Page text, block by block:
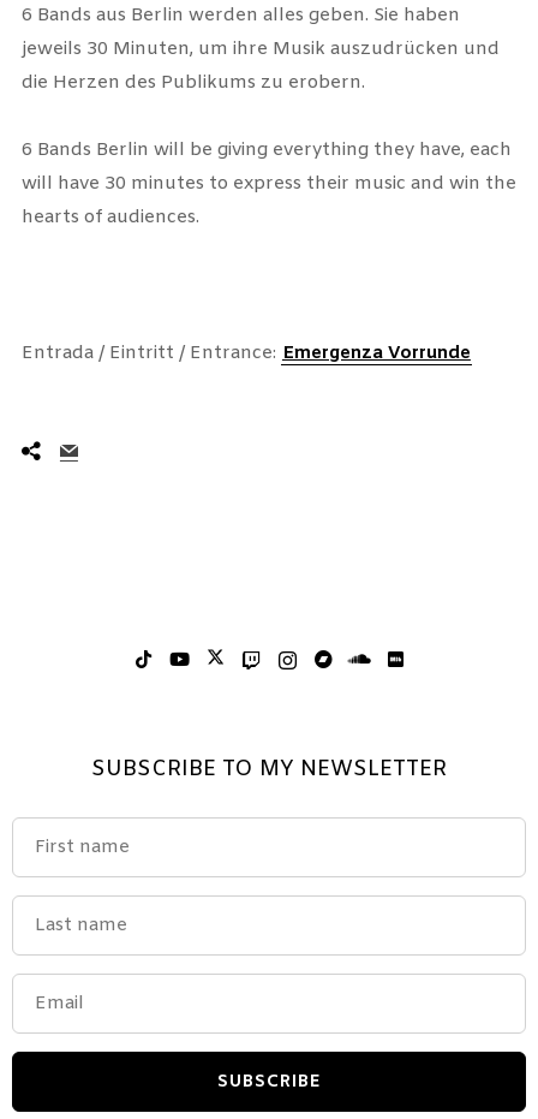
6 Bands aus Berlin werden alles geben. Sie haben
jeweils 30 Minuten, um ihre Musik auszudrücken und
die Herzen des Publikums zu erobern.
6 Bands Berlin will be giving everything they have, each
will have 30 minutes to express their music and win the
hearts of audiences.
Entrada / Eintritt / Entrance: Emergenza Vorrunde
SUBSCRIBE TO MY NEWSLETTER
SUBSCRIBE